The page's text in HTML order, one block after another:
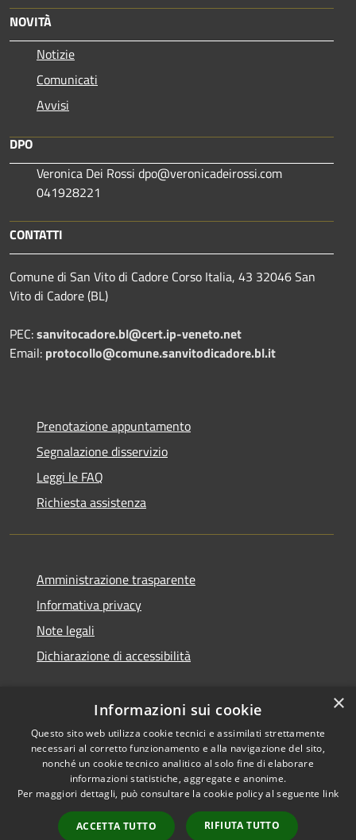
NOVITÀ
Notizie
Comunicati
Avvisi
DPO
Veronica Dei Rossi dpo@veronicadeirossi.com
041928221
CONTATTI
Comune di San Vito di Cadore Corso Italia, 43 32046 San
Vito di Cadore (BL)
PEC:sanvitocadore.bl@cert.ip-veneto.net
Email: protocollo@comune.sanvitodicadore.bl.it
Prenotazione appuntamento
Segnalazione disservizio
Leggi le FAQ
Richiesta assistenza
Amministrazione trasparente
Informativa privacy
Note legali
Dichiarazione di accessibilità
RSS
Accessibilità
Copyright © 2026 • Comune di
byMunicipium
Accesso
×
Informazioni sui cookie
Questo sito web utilizza cookie tecnici e assimilati strettamente
necessari al corretto funzionamento e alla navigazione del sito,
nonché un cookie tecnico analitico al solo fine di elaborare
informazioni statistiche, aggregate e anonime.
Per maggiori dettagli, può consultare la cookie policy al seguente link
ACCETTA TUTTO RIFIUTA TUTTO